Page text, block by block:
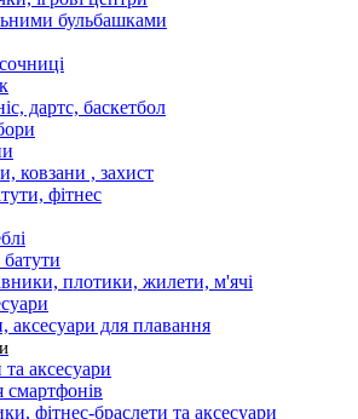
бульбашками
дартс, баскетбол
ковзани , захист
фітнес
батути
плотики, жилети, м'ячі
аксесуари для плавання
аксесуари
смартфонів
фітнес-браслети та аксесуари